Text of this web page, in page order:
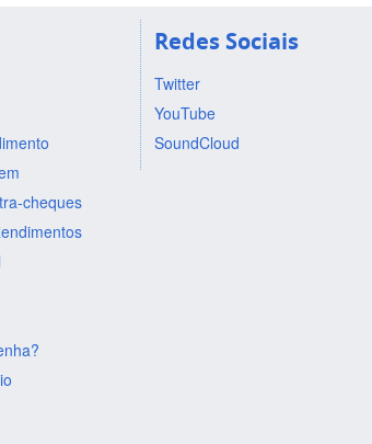
cheques
Redes Sociais
Twitter
YouTube
SoundCloud